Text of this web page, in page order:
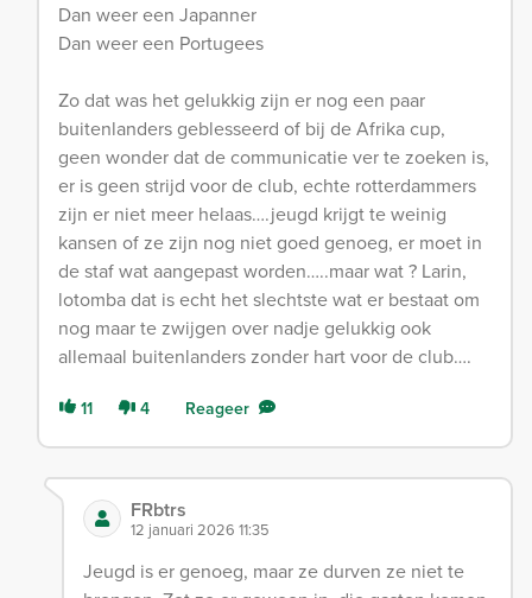
Dan weer een Japanner
Dan weer een Portugees
Zo dat was het gelukkig zijn er nog een paar
buitenlanders geblesseerd of bij de Afrika cup,
geen wonder dat de communicatie ver te zoeken is,
er is geen strijd voor de club, echte rotterdammers
zijn er niet meer helaas….jeugd krijgt te weinig
kansen of ze zijn nog niet goed genoeg, er moet in
de staf wat aangepast worden…..maar wat ? Larin,
lotomba dat is echt het slechtste wat er bestaat om
nog maar te zwijgen over nadje gelukkig ook
allemaal buitenlanders zonder hart voor de club….
11 4 Reageer
FRbtrs
12 januari 2026 11:35
Jeugd is er genoeg, maar ze durven ze niet te